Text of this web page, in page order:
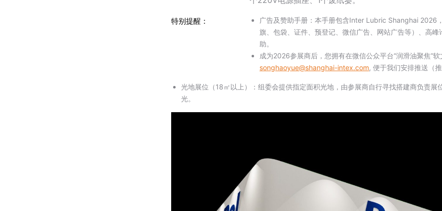
特别提醒：
广告及赞助手册：本手册包含Inter Lubric Shanghai 2026
旗、包袋、证件、预登记、微信广告、网站广告等）、高
助。
成为2026参展商后，您拥有在微信公众平台“润滑油聚焦”
songhaoyue@shanghai-intex.com, 便于我们安排推送（
光地展位（18㎡以上）：组委会提供指定面积光地，由参展商自行寻找搭建商负责
光。